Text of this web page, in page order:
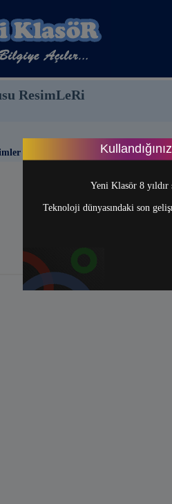
Yeni Klasör 8
Teknoloji dünyasındaki son
ResimLeRi